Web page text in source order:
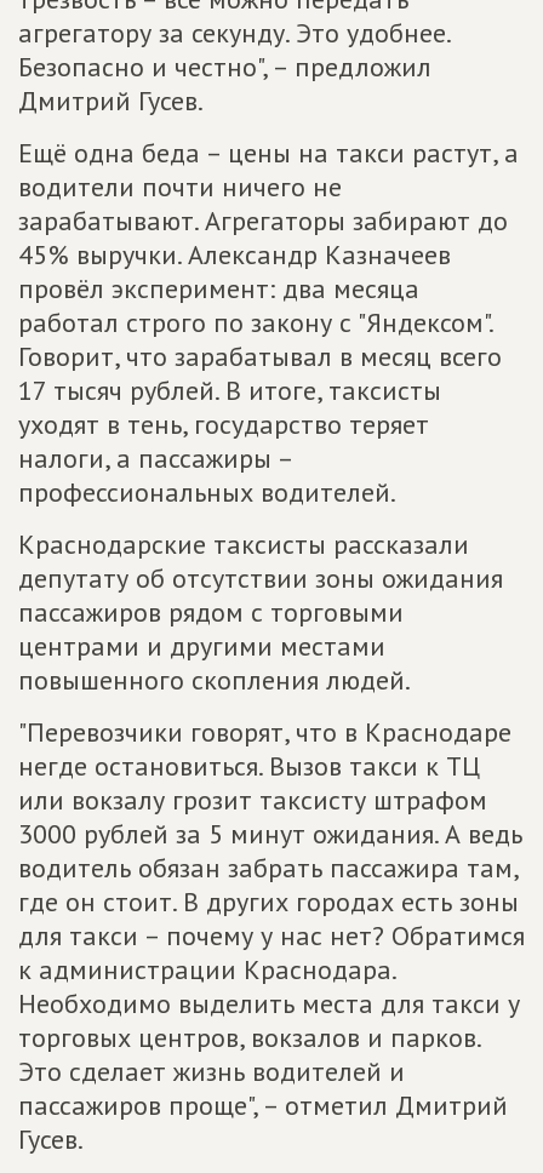
агрегатору за секунду. Это удобнее.
Безопасно и честно", – предложил
Дмитрий Гусев.
Ещё одна беда – цены на такси растут, а
водители почти ничего не
зарабатывают. Агрегаторы забирают до
45% выручки. Александр Казначеев
провёл эксперимент: два месяца
работал строго по закону с "Яндексом".
Говорит, что зарабатывал в месяц всего
17 тысяч рублей. В итоге, таксисты
уходят в тень, государство теряет
налоги, а пассажиры –
профессиональных водителей.
Краснодарские таксисты рассказали
депутату об отсутствии зоны ожидания
пассажиров рядом с торговыми
центрами и другими местами
повышенного скопления людей.
"Перевозчики говорят, что в Краснодаре
негде остановиться. Вызов такси к ТЦ
или вокзалу грозит таксисту штрафом
3000 рублей за 5 минут ожидания. А ведь
водитель обязан забрать пассажира там,
где он стоит. В других городах есть зоны
для такси – почему у нас нет? Обратимся
к администрации Краснодара.
Необходимо выделить места для такси у
торговых центров, вокзалов и парков.
Это сделает жизнь водителей и
пассажиров проще", – отметил Дмитрий
Гусев.